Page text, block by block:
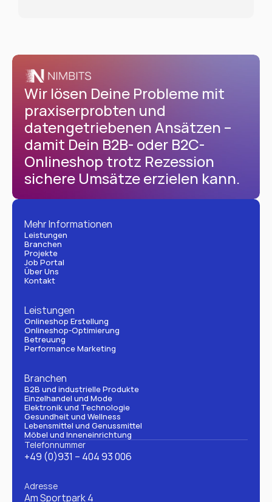
Wir lösen Deine Probleme mit
praxiserprobten und
datengetriebenen Ansätzen –
damit Dein B2B- oder B2C-
Onlineshop trotz Rezession
sichere Umsätze erzielen kann.
Mehr Informationen
Leistungen
Branchen
Projekte
Job Portal
Über Uns
Kontakt
Leistungen
Onlineshop Erstellung
Onlineshop-Optimierung
Betreuung
Performance Marketing
Branchen
B2B und industrielle Produkte
Einzelhandel und Mode
Elektronik und Technologie
Gesundheit und Wellness
Lebensmittel und Genussmittel
Möbel und Inneneinrichtung
Telefonnummer
+49 (0)931 – 404 93 006
Adresse
Am Sportpark 4